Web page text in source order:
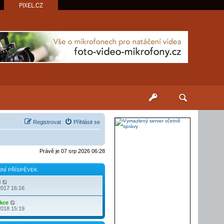
PIXEL.CZ
Přihlásit se
Registrovat
Právě je 07 srp 2026 06:28
PŘÍSPĚVEK
o
a
z
i
16:16
o
r
15:19